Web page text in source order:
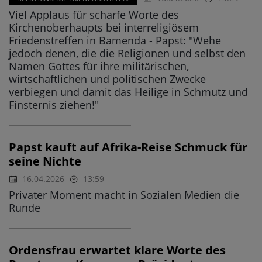
Viel Applaus für scharfe Worte des
Kirchenoberhaupts bei interreligiösem
Friedenstreffen in Bamenda - Papst: "Wehe
jedoch denen, die die Religionen und selbst den
Namen Gottes für ihre militärischen,
wirtschaftlichen und politischen Zwecke
verbiegen und damit das Heilige in Schmutz und
Finsternis ziehen!"
Papst kauft auf Afrika-Reise Schmuck für
seine Nichte
16.04.2026 13:59
Privater Moment macht in Sozialen Medien die
Runde
Ordensfrau erwartet klare Worte des